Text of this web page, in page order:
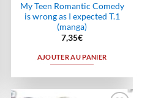
My Teen Romantic Comedy
is wrong as I expected T.1
(manga)
7,35€
AJOUTER AU PANIER